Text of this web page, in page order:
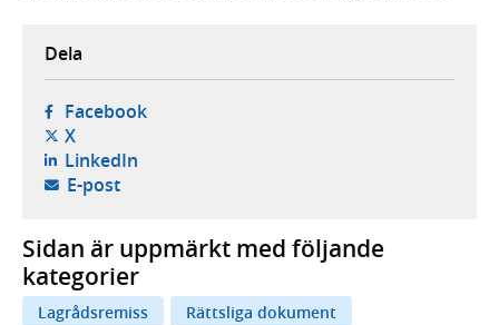
Dela
Facebook- öppnas i ny flik, extern webbplats,
X- öppnas i ny flik, extern webbplats,
LinkedIn- öppnas i ny flik, extern webbplats,
E-post- öppnar din e-postklient,
Sidan är uppmärkt med följande
kategorier
Lagrådsremiss
Rättsliga dokument